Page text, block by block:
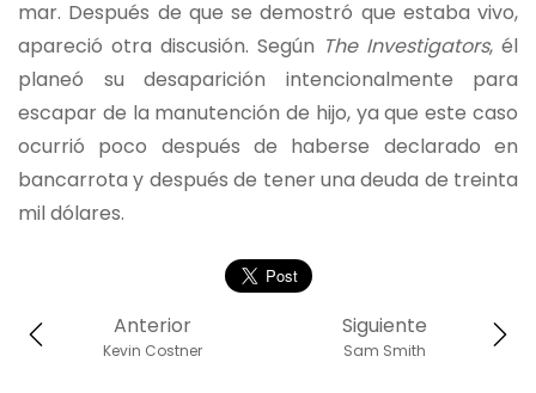
mar. Después de que se demostró que estaba vivo,
apareció otra discusión. Según The Investigators, él
planeó su desaparición intencionalmente para
escapar de la manutención de hijo, ya que este caso
ocurrió poco después de haberse declarado en
bancarrota y después de tener una deuda de treinta
mil dólares.
Siguiente
Sam Smith
Anterior
Kevin Costner